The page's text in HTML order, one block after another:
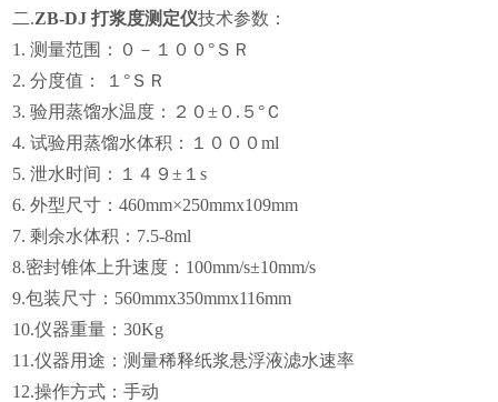
二.ZB-DJ 打浆度测定仪技术参数：
1. 测量范围：０－１００°ＳＲ
2. 分度值： １°ＳＲ
3. 验用蒸馏水温度：２０±０.５°Ｃ
4. 试验用蒸馏水体积：１０００ml
5. 泄水时间：１４９±１s
6. 外型尺寸：460mm×250mmx109mm
7. 剩余水体积：7.5-8ml
8.密封锥体上升速度：100mm/s±10mm/s
9.包装尺寸：560mmx350mmx116mm
10.仪器重量：30Kg
11.仪器用途：测量稀释纸浆悬浮液滤水速率
12.操作方式：手动